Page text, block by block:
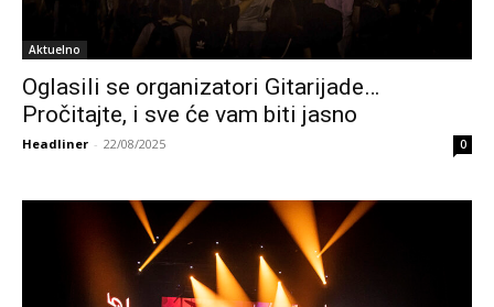
Aktuelno
Oglasili se organizatori Gitarijade…
Pročitajte, i sve će vam biti jasno
Headliner - 22/08/2025 0